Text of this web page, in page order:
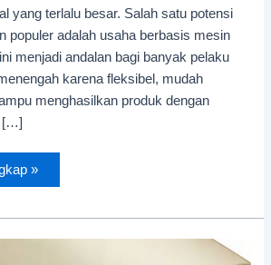
yang terlalu besar. Salah satu potensi
populer adalah usaha berbasis mesin
menjadi andalan bagi banyak pelaku
karena fleksibel, mudah
menghasilkan produk dengan
[…]
»